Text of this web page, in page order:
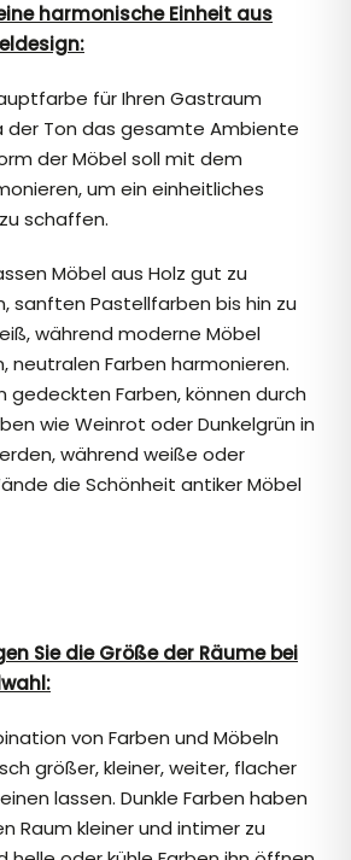
harmonische Einheit aus
für Ihren Gastraum
der Ton das gesamte Ambiente
der Möbel soll mit dem
um ein einheitliches
schaffen.
Möbel aus Holz gut zu
sanften Pastellfarben bis hin zu
während moderne Möbel
neutralen Farben harmonieren.
gedeckten Farben, können durch
wie Weinrot oder Dunkelgrün in
während weiße oder
die Schönheit antiker Möbel
Sie die Größe der Räume bei
von Farben und Möbeln
größer, kleiner, weiter, flacher
lassen. Dunkle Farben haben
Raum kleiner und intimer zu